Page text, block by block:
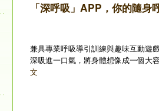
「深呼吸」APP，你的隨身
兼具專業呼吸導引訓練與趣味互動
深吸進一口氣，將身體想像成一個大
文